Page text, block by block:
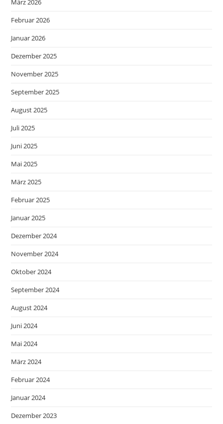
März 2026
Februar 2026
Januar 2026
Dezember 2025
November 2025
September 2025
August 2025
Juli 2025
Juni 2025
Mai 2025
März 2025
Februar 2025
Januar 2025
Dezember 2024
November 2024
Oktober 2024
September 2024
August 2024
Juni 2024
Mai 2024
März 2024
Februar 2024
Januar 2024
Dezember 2023